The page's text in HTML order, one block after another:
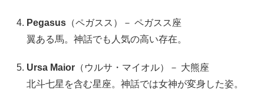
Pegasus （ペガスス）－ ペガスス座
翼ある馬。神話でも人気の高い存在。
Ursa Maior （ウルサ・マイオル）－ 大熊座
北斗七星を含む星座。神話では女神が変身した姿。